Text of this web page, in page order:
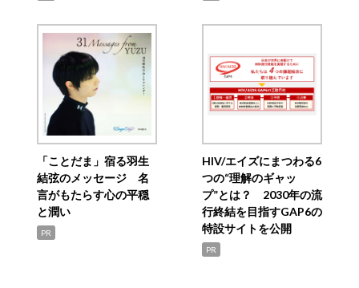
「ことだま」宿る羽生
結弦のメッセージ 名
言がもたらす心の平穏
と潤い
PR
HIV/エイズにまつわる6
つの“理解のギャッ
プ”とは？ 2030年の流
行終結を目指すGAP6の
特設サイトを公開
PR